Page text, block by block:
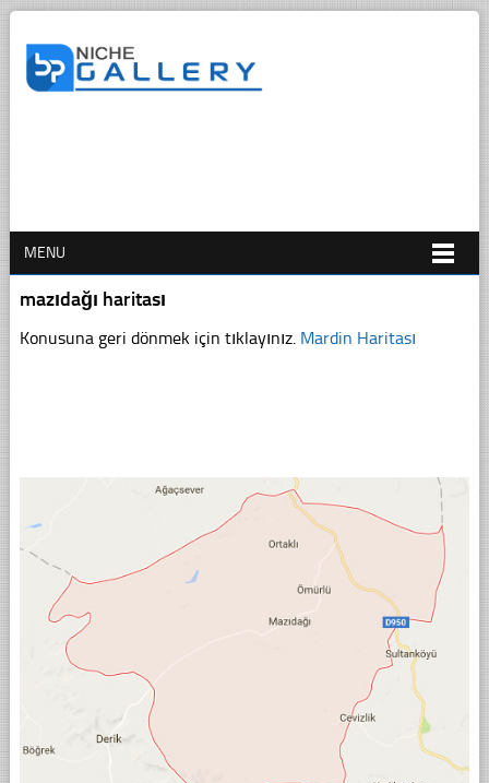
MENU
mazıdağı haritası
Konusuna geri dönmek için tıklayınız. Mardin Haritası